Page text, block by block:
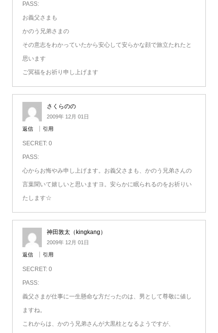
PASS:
お義父さまも
かのう兄弟さまの
その意志をわかっていたから安心して安らかな顔で旅立たれたと
思います
ご冥福をお祈り申し上げます
さくらのの
2009年 12月 01日
返信 引用
SECRET: 0
PASS:
心からお悔やみ申し上げます。お義父さまも、かのう兄弟さんの
言葉聞いて嬉しいと思いますヨ。安らかに眠られるのをお祈りい
たします☆
神田敦太（kingkang）
2009年 12月 01日
返信 引用
SECRET: 0
PASS:
義父さまが仕事に一生懸命な方だったのは、男として尊敬に値し
ますね。
これからは、かのう兄弟さんが大黒柱となるようですが、